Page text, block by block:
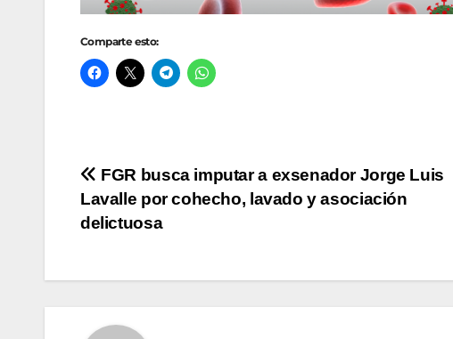
Comparte esto:
Navegación
de
FGR busca imputar a exsenador Jorge Luis
Lavalle por cohecho, lavado y asociación
delictuosa